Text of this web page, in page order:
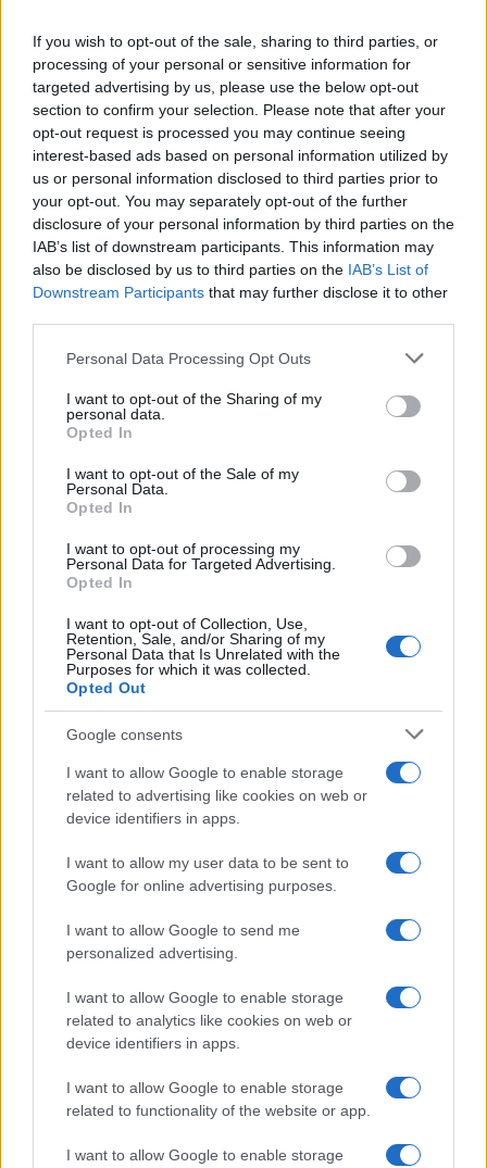
If you wish to opt-out of the sale, sharing to third parties, or
processing of your personal or sensitive information for
targeted advertising by us, please use the below opt-out
section to confirm your selection. Please note that after your
opt-out request is processed you may continue seeing
interest-based ads based on personal information utilized by
us or personal information disclosed to third parties prior to
your opt-out. You may separately opt-out of the further
disclosure of your personal information by third parties on the
IAB’s list of downstream participants. This information may
also be disclosed by us to third parties on the IAB’s List of
Downstream Participants that may further disclose it to other
Please note that this website/app uses one or more Google
not limited to your visit or usage behaviour. You may click to
grant or deny consent to Google and its third-party tags to
use your data for below specified purposes in below Google
consent section.
Personal Data Processing Opt Outs
I want to opt-out of the Sharing of my
personal data.
Opted In
I want to opt-out of the Sale of my
Personal Data.
Opted In
I want to opt-out of processing my
Personal Data for Targeted Advertising.
Opted In
I want to opt-out of Collection, Use,
Retention, Sale, and/or Sharing of my
Personal Data that Is Unrelated with the
Purposes for which it was collected.
Opted Out
Google consents
I want to allow Google to enable storage
related to advertising like cookies on web or
device identifiers in apps.
I want to allow my user data to be sent to
Google for online advertising purposes.
I want to allow Google to send me
personalized advertising.
I want to allow Google to enable storage
related to analytics like cookies on web or
device identifiers in apps.
I want to allow Google to enable storage
related to functionality of the website or app.
I want to allow Google to enable storage
AUTORE
Staff
Continua a leggere
capital nel primo semestre 2026
Andrea Conforti · 6 Ago 2026
NERD NEWS